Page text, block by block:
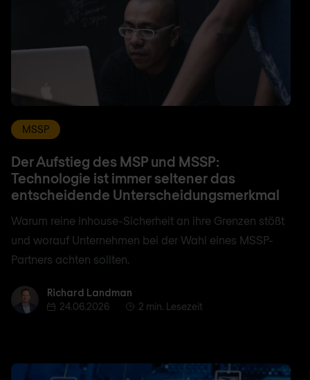
MSSP
Der Aufstieg des MSP und MSSP:
Technologie ist immer seltener das
entscheidende Unterscheidungsmerkmal
Warum reine Inhouse-Sicherheit an ihre Grenzen stößt
und worauf Unternehmen bei der Wahl eines MSSP-
Partners achten sollten.
Richard Landman
Richard Landman
24.06.2026
2 min. Lesezeit